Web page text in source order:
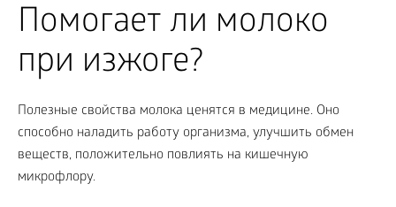
Помогает ли молоко
при изжоге?
Полезные свойства молока ценятся в медицине. Оно
способно наладить работу организма, улучшить обмен
веществ, положительно повлиять на кишечную
микрофлору.